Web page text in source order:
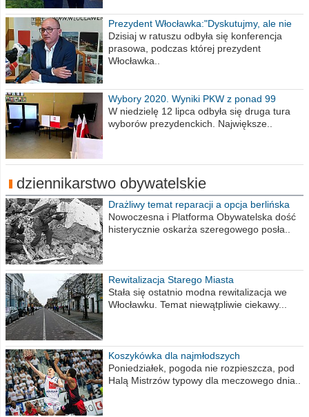
Prezydent Włocławka:"Dyskutujmy, ale nie
obrażajmy się”
Dzisiaj w ratuszu odbyła się konferencja
prasowa, podczas której prezydent
Włocławka..
Wybory 2020. Wyniki PKW z ponad 99
procent obwodów
W niedzielę 12 lipca odbyła się druga tura
wyborów prezydenckich. Największe..
dziennikarstwo obywatelskie
Drażliwy temat reparacji a opcja berlińska
Nowoczesna i Platforma Obywatelska dość
histerycznie oskarża szeregowego posła..
Rewitalizacja Starego Miasta
Stała się ostatnio modna rewitalizacja we
Włocławku. Temat niewątpliwie ciekawy...
Koszykówka dla najmłodszych
Poniedziałek, pogoda nie rozpieszcza, pod
Halą Mistrzów typowy dla meczowego dnia..